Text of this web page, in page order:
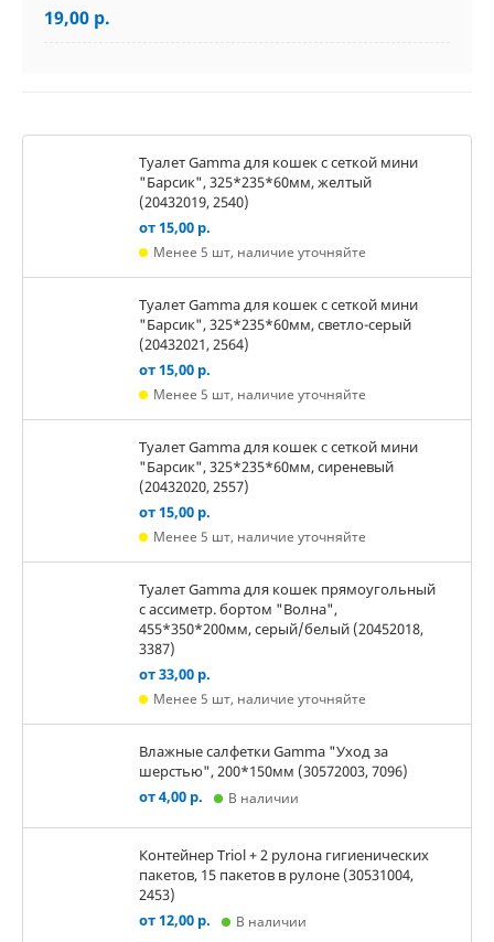
19,00 р.
Туалет Gamma для кошек c сеткой мини
"Барсик", 325*235*60мм, желтый
(20432019, 2540)
от 15,00 р.
Менее 5 шт, наличие уточняйте
Туалет Gamma для кошек c сеткой мини
"Барсик", 325*235*60мм, светло-серый
(20432021, 2564)
от 15,00 р.
Менее 5 шт, наличие уточняйте
Туалет Gamma для кошек c сеткой мини
"Барсик", 325*235*60мм, сиреневый
(20432020, 2557)
от 15,00 р.
Менее 5 шт, наличие уточняйте
Туалет Gamma для кошек прямоугольный
с ассиметр. бортом "Волна",
455*350*200мм, серый/белый (20452018,
3387)
от 33,00 р.
Менее 5 шт, наличие уточняйте
Влажные салфетки Gamma "Уход за
шерстью", 200*150мм (30572003, 7096)
от 4,00 р.
В наличии
Контейнер Triol + 2 рулона гигиенических
пакетов, 15 пакетов в рулоне (30531004,
2453)
от 12,00 р.
В наличии